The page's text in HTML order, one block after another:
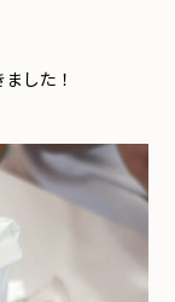
した！